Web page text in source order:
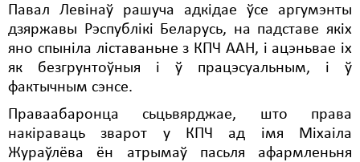
Павал Левінаў рашуча адкідае ўсе аргумэнты
дзяржавы Рэспублікі Беларусь, на падставе якіх
яно спыніла ліставаньне з КПЧ ААН, і ацэньвае іх
як безгрунтоўныя і ў працэсуальным, і ў
фактычным сэнсе.
Праваабаронца сьцьвярджае, што права
накіраваць зварот у КПЧ ад імя Міхаіла
Жураўлёва ён атрымаў пасьля афармленьня